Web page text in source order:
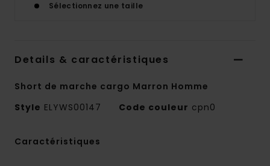
Sélectionnez une taille
Details & caractéristiques
Short de marche cargo Marron Homme
Style ELYWS00147 Code couleur cpn0
Caractéristiques